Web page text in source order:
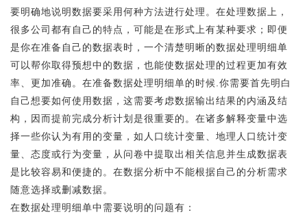
要明确地说明数据要采用何种方法进行处理。在处理数据上，
很多公司都有自己的特点，可能是在形式上有某种要求；即便
是你在准备自己的数据表时，一个清楚明晰的数据处理明细单
可以帮你取得预想中的数据，也能使数据处理的过程更加有效
率、更加准确。在准备数据处理明细单的时候.你需要首先明白
自己想要如何使用数据，这需要考虑数据输出结果的内涵及结
构，因而提前完成分析计划是很重要的。在诸多解释变量中选
择一些你认为有用的变量，如人口统计变量、地理人口统计变
量、态度或行为变量，从问卷中提取出相关信息并生成数据表
是比较容易和便捷的。在数据分析中不能根据自己的分析需求
随意选择或删减数据。
在数据处理明细单中需要说明的问题有：